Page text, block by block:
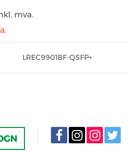
mva.
LREC9901BF-QSFP+